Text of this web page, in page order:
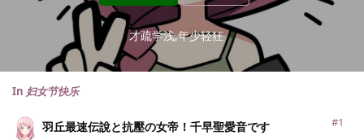
才疏学浅,年少轻狂
In 妇女节快乐
羽丘最速伝說と抗壓の女帝！千早聖愛音です
#1